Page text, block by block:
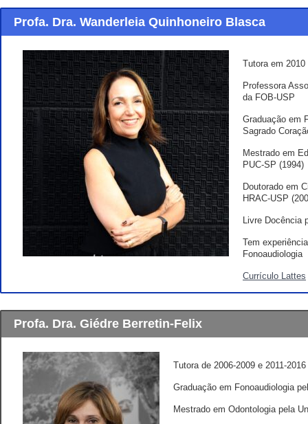
Saúde
Profa. Dra. Wanderleia Quinhoneiro Blasca
Tutora em
Professora
da FOB-USP
Graduação em
Sagrado
Mestrado em
PUC-SP (1994)
Doutorado em
HRAC-USP
Livre Docência
Tem
Fonoaudiologia
Currículo Lattes
Profa. Dra. Giédre Berretin-Felix
Tutora de 2006-2009 e 2011-2016
Graduação em Fonoaudiologia
Mestrado em Odontologia pela